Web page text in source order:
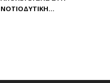
ΝΟΤΙΟΔΥΤΙΚΉ...